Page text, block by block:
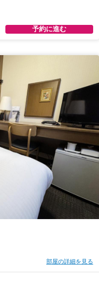
予約に進む
部屋の詳細を見る